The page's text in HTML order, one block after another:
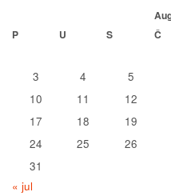
P
U S Č
3
4 5
10
11 12
17
18 19
24
25 26
31
« jul